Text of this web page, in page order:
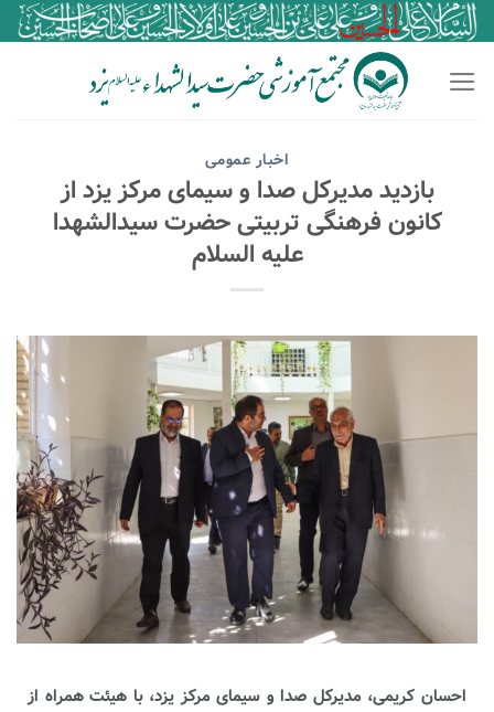
اخبار عمومی
بازدید مدیرکل صدا و سیمای مرکز یزد از
کانون فرهنگی تربیتی حضرت سیدالشهدا
علیه السلام
احسان کریمی، مدیرکل صدا و سیمای مرکز یزد، با هیئت همراه از